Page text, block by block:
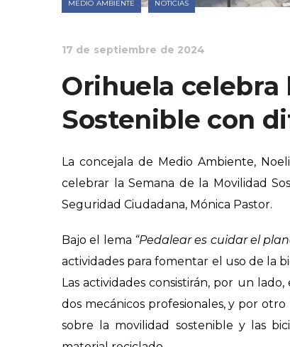
MEDIO AMBIENTE NOTICIAS
17 de septiembre de 2024
Orihuela celebra
Sostenible con
La concejala de Medio Ambiente,
celebrar la Semana de la Movilidad
Seguridad Ciudadana, Mónica Pastor.
Bajo el lema “Pedalear es cuidar el
actividades para fomentar el uso de la
Las actividades consistirán, por un
dos mecánicos profesionales, y por
sobre la movilidad sostenible y las